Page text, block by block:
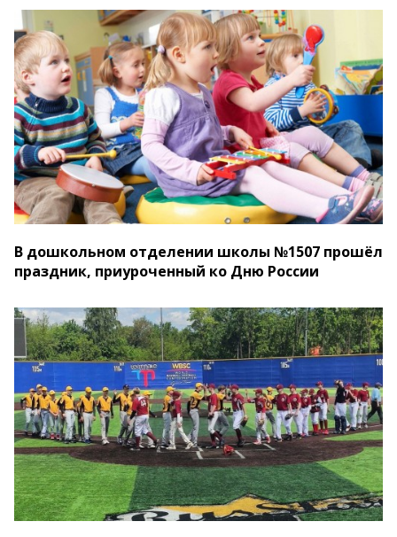
В дошкольном отделении школы №1507 прошёл
праздник, приуроченный ко Дню России